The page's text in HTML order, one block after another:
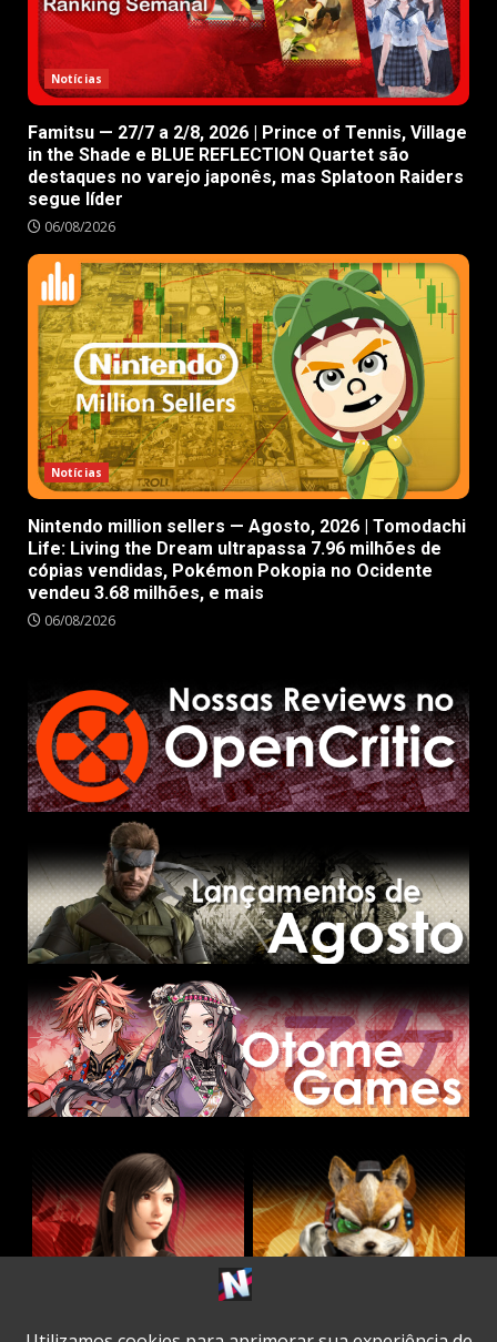
Notícias
Famitsu — 27/7 a 2/8, 2026 | Prince of Tennis, Village
in the Shade e BLUE REFLECTION Quartet são
destaques no varejo japonês, mas Splatoon Raiders
segue líder
06/08/2026
Notícias
Nintendo million sellers — Agosto, 2026 | Tomodachi
Life: Living the Dream ultrapassa 7.96 milhões de
cópias vendidas, Pokémon Pokopia no Ocidente
vendeu 3.68 milhões, e mais
06/08/2026